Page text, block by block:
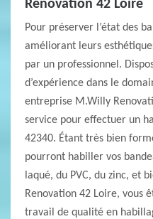
Renovation 42 Loire
Pour préserver l’état des
améliorant leurs
par un professionnel.
d’expérience dans le
entreprise M.Willy
service pour effectuer un
42340. Étant très bien
pourront habiller vos
laqué, du PVC, du zinc, et
Renovation 42 Loire, vous
travail de qualité en